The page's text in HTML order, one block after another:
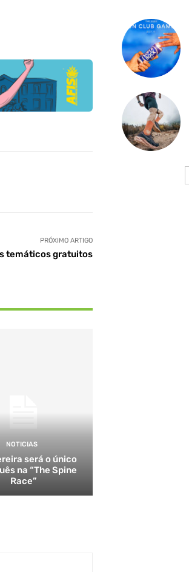
PRÓXIMO ARTIGO
temáticos gratuitos
NOTICIAS
será o único
na “The Spine
Race”